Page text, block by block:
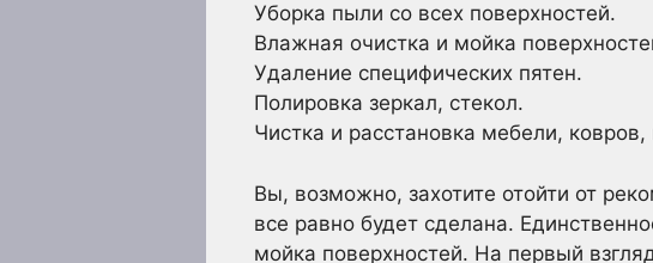
Уборка пыли со всех поверхностей.
Влажная очистка и мойка
Удаление специфических пятен.
Полировка зеркал, стекол.
Чистка и расстановка мебели, ковров,
Вы, возможно, захотите отойти от
все равно будет сделана.
мойка поверхностей. На первый